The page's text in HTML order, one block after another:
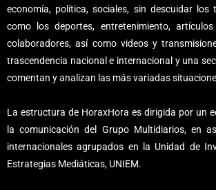
economía, política, sociales, sin descuidar los
como los deportes, entretenimiento,
colaboradores, así como videos y
trascendencia nacional e internacional y una
comentan y analizan las más variadas
La estructura de HoraxHora es dirigida por un
la comunicación del Grupo Multidiarios, en
internacionales agrupados en la Unidad de
Estrategias Mediáticas, UNIEM.